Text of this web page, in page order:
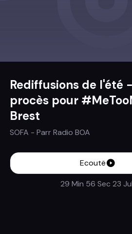
Rediffusions de l'été
procès pour
Brest
SOFA - ParrRadio BOA
Ecoutë
29 Min 56 Sec 23